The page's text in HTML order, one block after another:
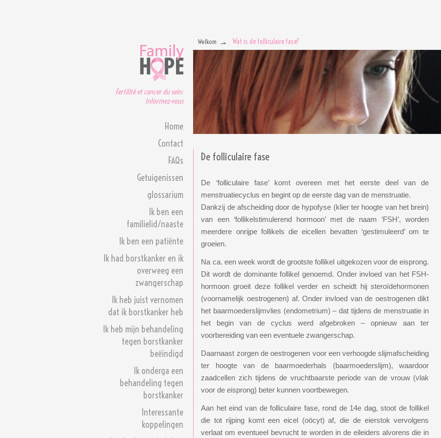
Fertilité et cancer du sein:
Informez-vous
Home
Contact
FAQs
Getuigenissen
glossarium
Ik ben een
familielid/naaste
Ik ben een patiënte
Ik had borstkanker en ik
overweeg een
zwangerschap
Ik heb juist vernomen
dat ik borstkanker heb
Ik heb mijn behandeling
tegen borstkanker
beëindigd
Ik onderga een
behandeling tegen
borstkanker
Interessante
koppelingen
Welkom Wat is de folliculaire fase?
De folliculaire fase
De ‘folliculaire fase’ komt overeen met het eerste deel van de
menstruatiecyclus en begint op de eerste dag van de menstruatie.
Dankzij de afscheiding door de hypofyse (klier ter hoogte van het brein)
van een ‘follikelstimulerend hormoon’ met de naam ‘FSH’, worden
meerdere onrijpe follikels die eicellen bevatten ‘gestimuleerd’ om te
groeien.
Na ca. een week wordt de grootste follikel uitgekozen voor de eisprong.
Dit wordt de dominante follikel genoemd. Onder invloed van het FSH-
hormoon groeit deze follikel verder en scheidt hij steroïdehormonen
(voornamelijk oestrogenen) af. Onder invloed van de oestrogenen dikt
het baarmoederslijmvlies (endometrium) – dat tijdens de menstruatie in
het begin van de cyclus werd afgebroken – opnieuw aan ter
voorbereiding van een eventuele zwangerschap.
Daarnaast zorgen de oestrogenen voor een verhoogde slijmafscheiding
ter hoogte van de baarmoederhals (baarmoederslijm), waardoor
zaadcellen zich tijdens de vruchtbaarste periode van de vrouw (vlak
voor de eisprong) beter kunnen voortbewegen.
Aan het eind van de folliculaire fase, rond de 14e dag, stoot de follikel
die tot rijping komt een eicel (oöcyt) af, die de eierstok vervolgens
verlaat om eventueel bevrucht te worden in de eileiders alvorens die in